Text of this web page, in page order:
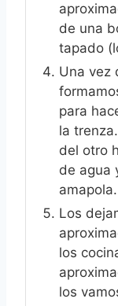
de una
tapado
Una vez
para
la
del otro
de agua
amapola.
Los
los
los